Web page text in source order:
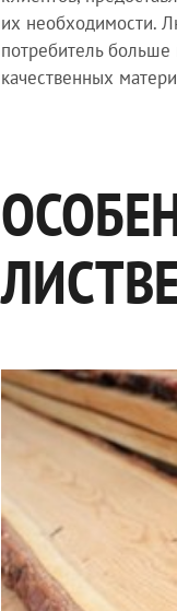
их необходимости.
потребитель
качественных